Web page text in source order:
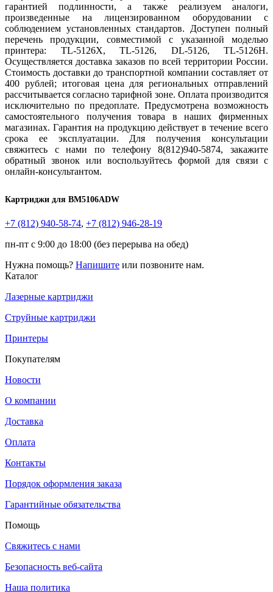
гарантией подлинности, а также реализуем аналоги,
произведенные на лицензированном оборудовании с
соблюдением установленных стандартов. Доступен полный
перечень продукции, совместимой с указанной моделью
принтера: TL-5126X, TL-5126, DL-5126, TL-5126H.
Осуществляется доставка заказов по всей территории России.
Стоимость доставки до транспортной компании составляет от
400 рублей; итоговая цена для региональных отправлений
рассчитывается согласно тарифной зоне. Оплата производится
исключительно по предоплате. Предусмотрена возможность
самостоятельного получения товара в наших фирменных
магазинах. Гарантия на продукцию действует в течение всего
срока ее эксплуатации. Для получения консультации
свяжитесь с нами по телефону 8(812)940-5874, закажите
обратный звонок или воспользуйтесь формой для связи с
онлайн-консультантом.
Картриджи для BM5106ADW
+7 (812) 940-58-74, +7 (812) 946-28-19
пн-пт с 9:00 до 18:00 (без перерыва на обед)
Нужна помощь? Напишите или позвоните нам.
Каталог
Лазерные картриджи
Струйные картриджи
Принтеры
Покупателям
Новости
О компании
Доставка
Оплата
Контакты
Порядок оформления заказа
Гарантийные обязательства
Помощь
Свяжитесь с нами
Безопасность веб-сайта
Наша политика